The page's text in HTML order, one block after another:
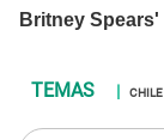
CHILE